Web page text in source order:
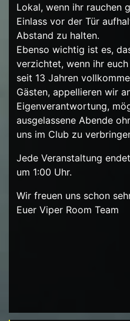
Lokal, wenn ihr rauchen
Einlass vor der Tür
Abstand zu halten.
Ebenso wichtig ist es,
verzichtet, wenn ihr
seit 13 Jahren
Gästen, appellieren wir
Eigenverantwortung,
ausgelassene Abende
uns im Club zu
Jede Veranstaltung
um 1:00 Uhr.
Wir freuen uns schon
Euer Viper Room Team